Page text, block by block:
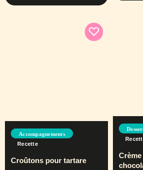
Accompagnements
Recette
Croûtons pour tartare